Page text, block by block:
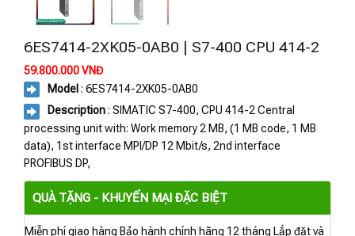
6ES7414-2XK05-0AB0 | S7-400 CPU 414-2
59.800.000VNĐ
Model : 6ES7414-2XK05-0AB0
Description: SIMATIC S7-400, CPU 414-2 Central
processing unit with: Work memory 2 MB, (1 MB code, 1 MB
data), 1st interface MPI/DP 12 Mbit/s, 2nd interface
PROFIBUS DP,
QUÀ TẶNG - KHUYẾN MẠI ĐẶC BIỆT
Miễn phí giao hàng Bảo hành chính hãng 12 tháng Lắp đặt và